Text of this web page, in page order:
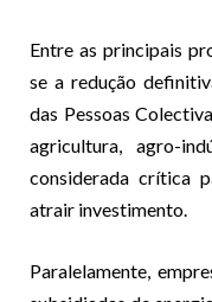
Entre as principais
se a redução
das Pessoas
agricultura, agro-
considerada crítica
atrair investimento.
Paralelamente,